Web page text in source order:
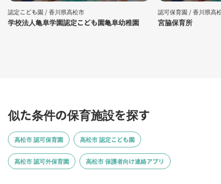
認定こども園 /香川県高松市
学校法人亀阜学園認定こども園亀阜幼稚園
認可保育園 /香川県高
宮脇保育所
似た条件の保育施設を探す
高松市 認可保育園 高松市 認定こども園
高松市 認可外保育園 高松市 保護者向け連絡アプリ